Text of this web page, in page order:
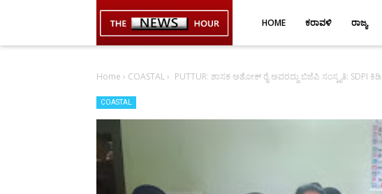
HOME ಕರಾವಳಿ ರಾಜ್ಯ
Home › COASTAL› PUTTUR: ಶಾಸಕ ಅಶೋಕ್ ರೈ ಅವರದ್ದು ಬಿಜೆಪಿ ಸಂಸ್ಕೃತಿ: SDPI ಕಿಡಿ
COASTAL